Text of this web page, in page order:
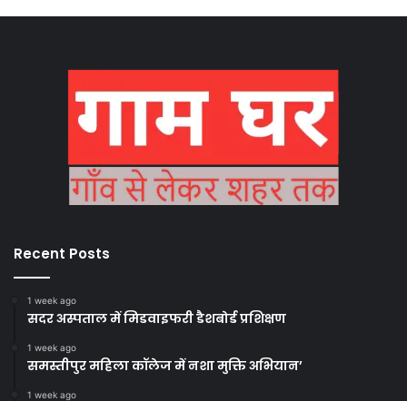
Recent Posts
1 week ago
सदर अस्पताल में मिडवाइफरी डैशबोर्ड प्रशिक्षण
1 week ago
समस्तीपुर महिला कॉलेज में नशा मुक्ति अभियान’
1 week ago